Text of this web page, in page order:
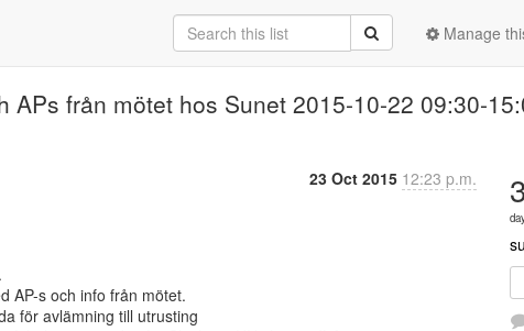
Manage
APs från mötet hos Sunet 2015-10-22 09:30-
23 Oct 2015 12:23 p.m.
AP-s och info från mötet.
för avlämning till utrusting